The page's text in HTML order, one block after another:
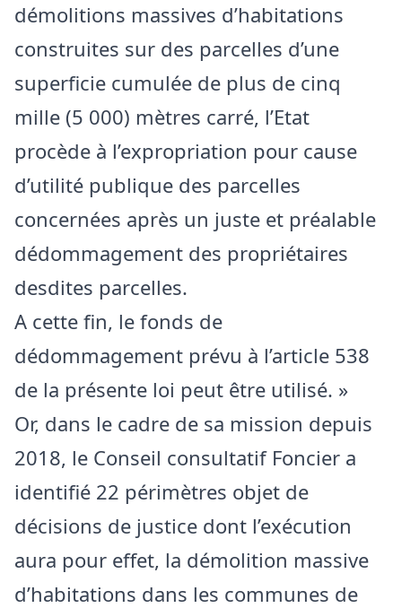
démolitions massives d’habitations
construites sur des parcelles d’une
superficie cumulée de plus de cinq
mille (5 000) mètres carré, l’Etat
procède à l’expropriation pour cause
d’utilité publique des parcelles
concernées après un juste et préalable
dédommagement des propriétaires
desdites parcelles.
A cette fin, le fonds de
dédommagement prévu à l’article 538
de la présente loi peut être utilisé. »
Or, dans le cadre de sa mission depuis
2018, le Conseil consultatif Foncier a
identifié 22 périmètres objet de
décisions de justice dont l’exécution
aura pour effet, la démolition massive
d’habitations dans les communes de